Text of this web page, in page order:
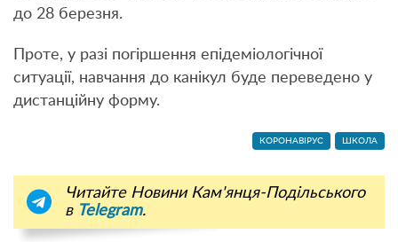
до 28 березня.
Проте, у разі погіршення епідеміологічної
ситуації, навчання до канікул буде переведено у
дистанційну форму.
КОРОНАВІРУС ШКОЛА
Читайте Новини Кам'янця-Подільського
в Telegram.